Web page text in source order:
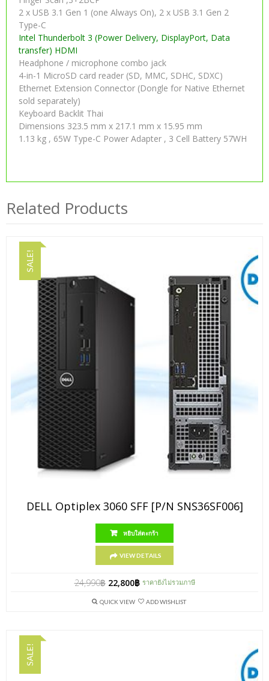
2 x USB 3.1 Gen 1 (one Always On), 2 x USB 3.1 Gen 2
Type-C
Intel Thunderbolt 3 (Power Delivery, DisplayPort, Data
transfer) HDMI
Headphone / microphone combo jack
4-in-1 MicroSD card reader (SD, MMC, SDHC, SDXC)
Ethernet Extension Connector (Dongle for Native Ethernet
sold separately)
Keyboard Backlit Thai
Dimensions 323.5 mm x 217.1 mm x 15.95 mm
1.13 kg , 65W Type-C Power Adapter , 3 Cell Battery 57WH
Related Products
SALE!
DELL Optiplex 3060 SFF [P/N SNS36SF006]
หยิบใส่ตะกร้า
VIEW DETAILS
24,990฿ 22,800฿ ราคายังไม่รวมภาษี
QUICK VIEW ADD WISHLIST
SALE!